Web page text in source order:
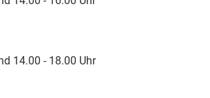
14.00 - 18.00 Uhr